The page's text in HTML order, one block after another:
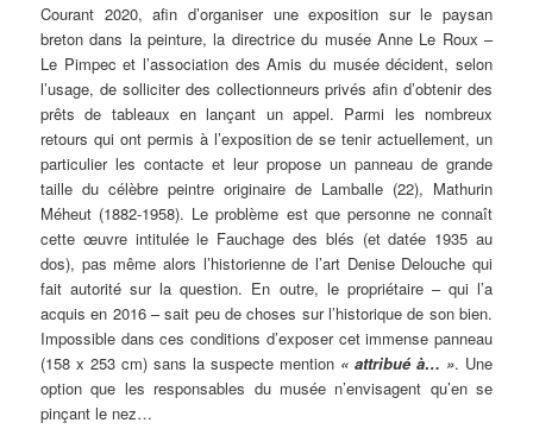
Courant 2020, afin d’organiser une exposition sur le paysan
breton dans la peinture, la directrice du musée Anne Le Roux –
Le Pimpec et l’association des Amis du musée décident, selon
l’usage, de solliciter des collectionneurs privés afin d’obtenir des
prêts de tableaux en lançant un appel. Parmi les nombreux
retours qui ont permis à l’exposition de se tenir actuellement, un
particulier les contacte et leur propose un panneau de grande
taille du célèbre peintre originaire de Lamballe (22), Mathurin
Méheut (1882-1958). Le problème est que personne ne connaît
cette œuvre intitulée le Fauchage des blés (et datée 1935 au
dos), pas même alors l’historienne de l’art Denise Delouche qui
fait autorité sur la question. En outre, le propriétaire – qui l’a
acquis en 2016 – sait peu de choses sur l’historique de son bien.
Impossible dans ces conditions d’exposer cet immense panneau
(158 x 253 cm) sans la suspecte mention « attribué à… ». Une
option que les responsables du musée n’envisagent qu’en se
pinçant le nez…